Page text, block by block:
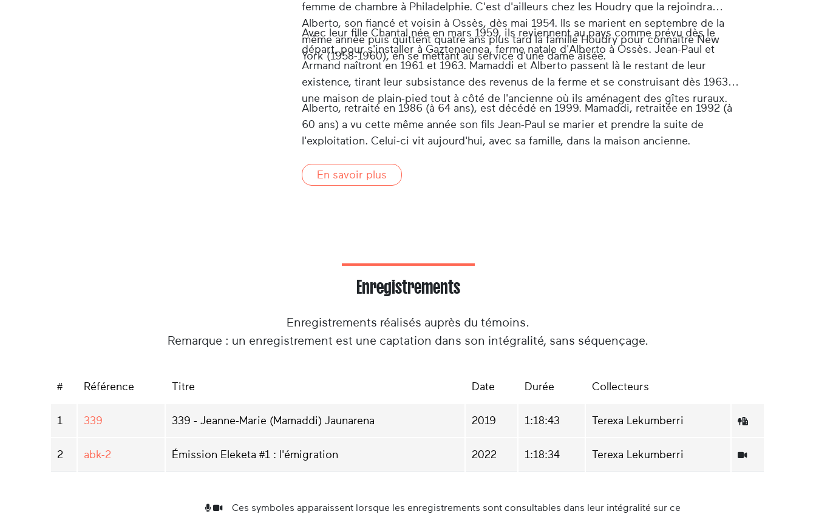
femme de chambre à Philadelphie. C'est d'ailleurs chez les Houdry que la rejoindra
Alberto, son fiancé et voisin à Ossès, dès mai 1954. Ils se marient en septembre de la
même année puis quittent quatre ans plus tard la famille Houdry pour connaître New
York (1958-1960), en se mettant au service d'une dame aisée.
Avec leur fille Chantal née en mars 1959, ils reviennent au pays comme prévu dès le
départ, pour s'installer à Gaztenaenea, ferme natale d'Alberto à Ossès. Jean-Paul et
Armand naîtront en 1961 et 1963. Mamaddi et Alberto passent là le restant de leur
existence, tirant leur subsistance des revenus de la ferme et se construisant dès 1963
une maison de plain-pied tout à côté de l'ancienne où ils aménagent des gîtes ruraux.
Alberto, retraité en 1986 (à 64 ans), est décédé en 1999. Mamaddi, retraitée en 1992 (à
60 ans) a vu cette même année son fils Jean-Paul se marier et prendre la suite de
l'exploitation. Celui-ci vit aujourd'hui, avec sa famille, dans la maison ancienne.
En savoir plus
Enregistrements
Enregistrements réalisés auprès du témoins.
Remarque : un enregistrement est une captation dans son intégralité, sans séquençage.
# Référence Titre Date Durée Collecteurs
1 339 339 - Jeanne-Marie (Mamaddi) Jaunarena 2019 1:18:43 Terexa Lekumberri
2 abk-2 Émission Eleketa #1 : l'émigration 2022 1:18:34 Terexa Lekumberri
Ces symboles apparaissent lorsque les enregistrements sont consultables dans leur intégralité sur ce